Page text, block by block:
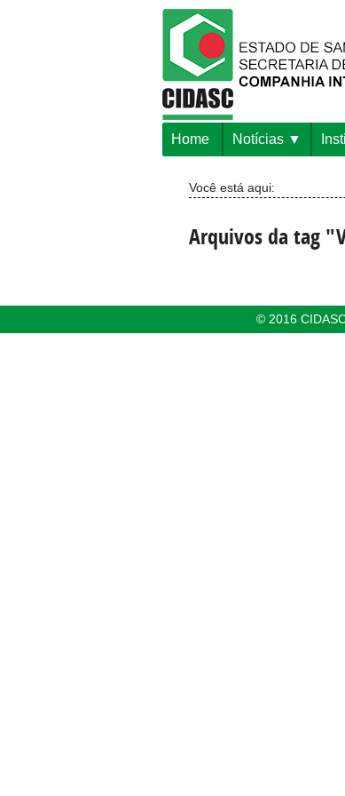
Home Notícias
Você está aqui:
Arquivos da tag
© 2016